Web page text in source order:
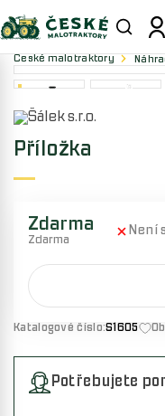
České malotraktory
Příložka
Zdarma
Zdarma
Není
Katalogové číslo:S1605
Potřebujete